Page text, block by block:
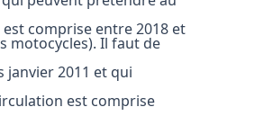
comprise entre 2018 et
motocycles). Il faut de
2011 et qui
est comprise